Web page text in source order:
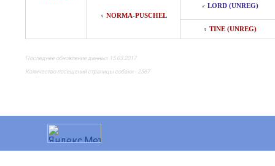
♀ NORMA-PUSCHEL
♂ LORD (UNREG)
♀ TINE (UNREG)
Последнее обновление данных 15.03.2017
Количество посещений страницы собаки - 2567